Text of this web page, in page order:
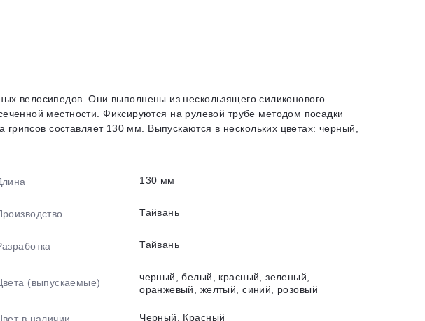
велосипедов. Они выполнены из нескользящего силиконового
местности. Фиксируются на рулевой трубе методом посадки
составляет 130 мм. Выпускаются в нескольких цветах: черный,
130 мм
Тайвань
Тайвань
(выпускаемые)
черный, белый, красный, зеленый,
оранжевый, желтый, синий, розовый
в наличии Черный, Красный
недели
раз в 2